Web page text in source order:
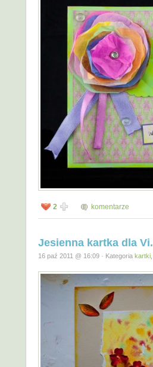
2 komentarze
Jesienna kartka dla Vi.
16 paź 2011 @ 16:09 · Kategoria kartki